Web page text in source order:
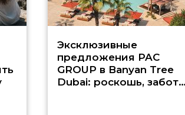
Эксклюзивные
предложения PAC
GROUP в Banyan Tree
Dubai: роскошь, забота